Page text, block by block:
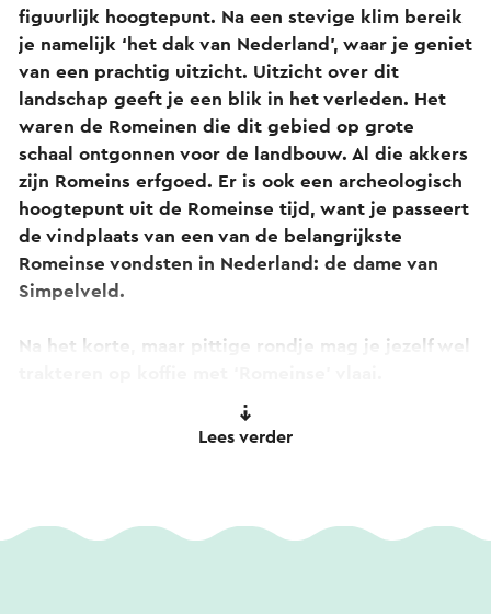
figuurlijk hoogtepunt. Na een stevige klim bereik
je namelijk ‘het dak van Nederland’, waar je geniet
van een prachtig uitzicht. Uitzicht over dit
landschap geeft je een blik in het verleden. Het
waren de Romeinen die dit gebied op grote
schaal ontgonnen voor de landbouw. Al die akkers
zijn Romeins erfgoed. Er is ook een archeologisch
hoogtepunt uit de Romeinse tijd, want je passeert
de vindplaats van een van de belangrijkste
Romeinse vondsten in Nederland: de dame van
Simpelveld.
Na het korte, maar pittige rondje mag je jezelf wel
Voor meer informatie over het Romeinse
Lees verder